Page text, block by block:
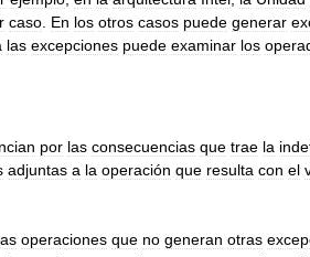
caso En los otros casos puede generar
las excepciones puede examinar los
por las consecuencias que trae la
adjuntas a la operación que resulta con el
operaciones que no generan otras